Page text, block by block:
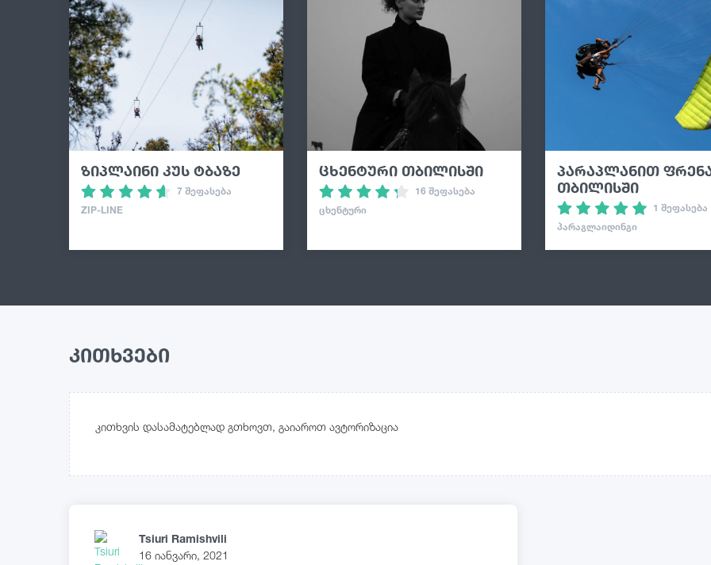
ზიპლაინი კუს ტბაზე
7 შეფასება
ZIP-LINE
ცხენტური თბილისში
16 შეფასება
ᲪᲮᲔᲜᲢᲣᲠᲘ
პარაპლანით
თბილისში
1 შეფასება
ᲞᲐᲠᲐᲒᲚᲐᲘᲓᲘᲜᲒᲘ
კითხვები
კითხვის დასამატებლად გთხოვთ, გაიაროთ ავტორიზაცია
Tsiuri Ramishvili
16 იანვარი, 2021